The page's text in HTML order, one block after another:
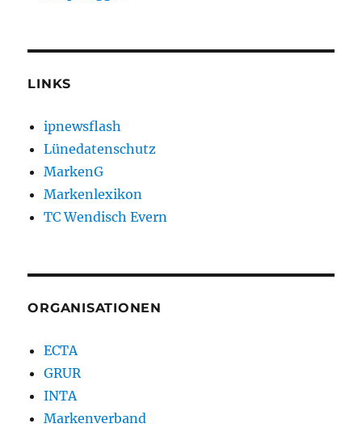
LINKS
ipnewsflash
Lünedatenschutz
MarkenG
Markenlexikon
TC Wendisch Evern
ORGANISATIONEN
ECTA
GRUR
INTA
Markenverband